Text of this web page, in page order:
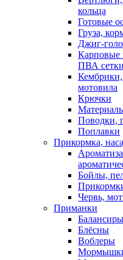
кольца
Готовые
Груза,
Джиг-
Карповые
ПВА
Кембрики,
мотовила
Крючки
Поводки,
Поплавки
Прикормка,
Бойлы,
Червь,
Приманки
Балансиры
Блёсны
Воблеры